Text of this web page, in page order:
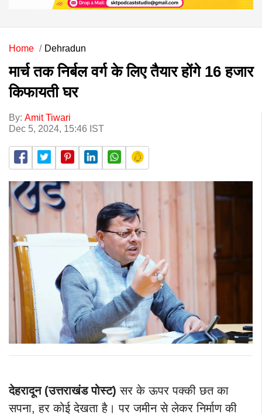
Home Dehradun
मार्च तक निर्बल वर्ग के लिए तैयार होंगे 16 हजार
किफायती घर
By: Amit Tiwari
Dec 5, 2024, 15:46 IST
देहरादून (उत्तराखंड पोस्ट) सर के ऊपर पक्की छत का
सपना, हर कोई देखता है। पर जमीन से लेकर निर्माण की